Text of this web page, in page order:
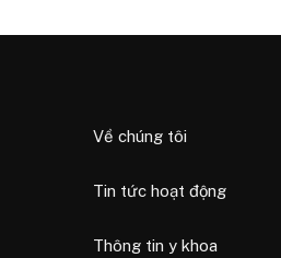
Về chúng tôi
Tin tức hoạt động
Thông tin y khoa